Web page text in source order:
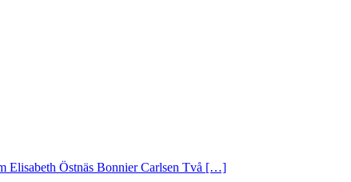
Elisabeth Östnäs Bonnier Carlsen Två […]